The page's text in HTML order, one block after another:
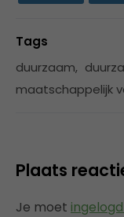
Tags
duurzaam,
maatschappelijk
Plaats
Je moet